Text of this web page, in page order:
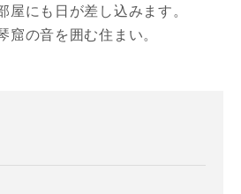
屋にも日が差し込みます。
窟の音を囲む住まい。